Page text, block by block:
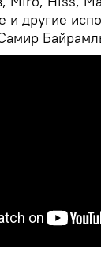
и другие